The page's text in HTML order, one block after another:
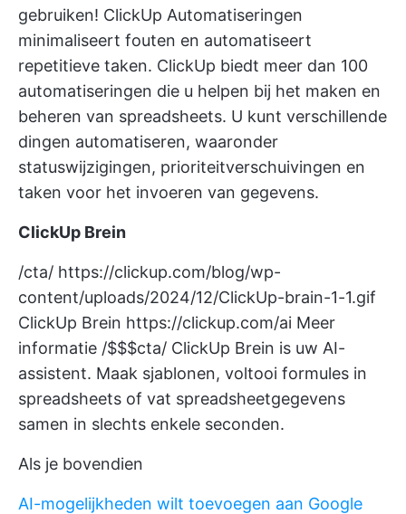
gebruiken! ClickUp Automatiseringen
minimaliseert fouten en automatiseert
repetitieve taken. ClickUp biedt meer dan 100
automatiseringen die u helpen bij het maken en
beheren van spreadsheets. U kunt verschillende
dingen automatiseren, waaronder
statuswijzigingen, prioriteitverschuivingen en
taken voor het invoeren van gegevens.
ClickUp Brein
/cta/ https://clickup.com/blog/wp-
content/uploads/2024/12/ClickUp-brain-1-1.gif
ClickUp Brein https://clickup.com/ai Meer
informatie /$$$cta/ ClickUp Brein is uw AI-
assistent. Maak sjablonen, voltooi formules in
spreadsheets of vat spreadsheetgegevens
samen in slechts enkele seconden.
Als je bovendien
AI-mogelijkheden wilt toevoegen aan Google